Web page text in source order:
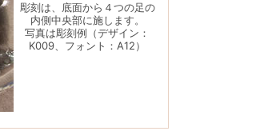
彫刻は、底面から４つの足の
内側中央部に施します。
写真は彫刻例（デザイン：
K009、フォント：A12）